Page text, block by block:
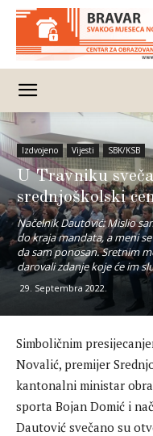
Izdvojeno Vijesti SBK/KSB
U Travniku
srednjoškolski
Načelnik Dautović: Mislio
do kraja mandata, a meni
da sam ponosan. Sretnim
darovali zdanje koje će im
29. Septembra 2022.
Simboličnim
Novalić, premijer
kantonalni ministar
sporta Bojan Domić i
Dautović svečano su